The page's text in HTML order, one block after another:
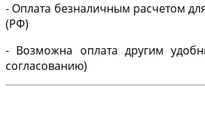
- Оплата безналичным расчетом
(РФ)
- Возможна оплата другим
согласованию)